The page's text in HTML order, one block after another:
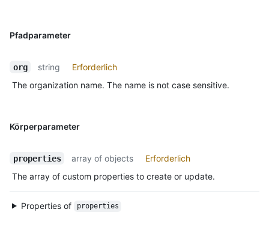
Pfadparameter
org string
Erforderlich
The organization name. The name is not case sensitive.
Körperparameter
properties array of objects
Erforderlich
The array of custom properties to create or update.
Properties of properties